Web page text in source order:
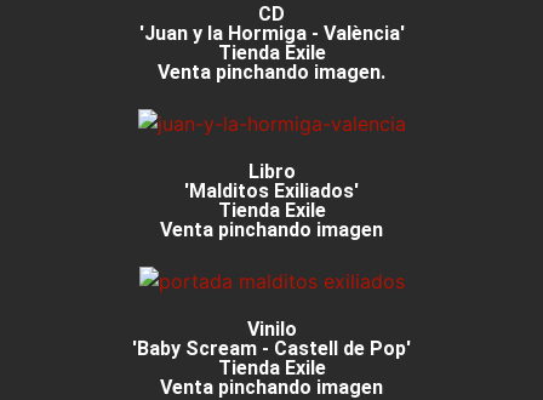
CD
'Juan y la Hormiga - València'
Tienda Exile
Venta pinchando imagen.
Libro
'Malditos Exiliados'
Tienda Exile
Venta pinchando imagen
Vinilo
'Baby Scream - Castell de Pop'
Tienda Exile
Venta pinchando imagen